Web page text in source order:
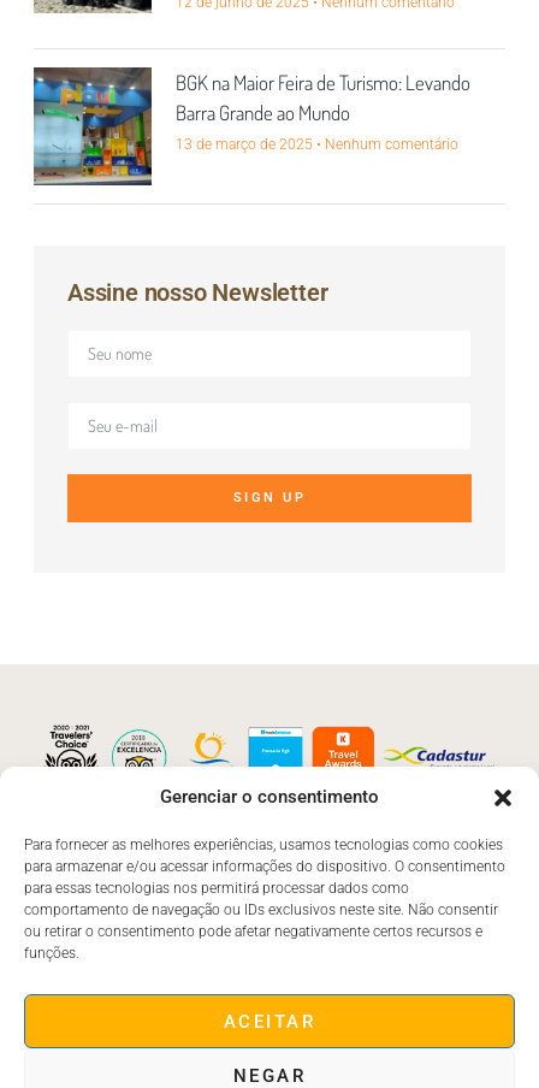
Gerenciar o consentimento
Para fornecer as melhores experiências, usamos tecnologias como cookies
para armazenar e/ou acessar informações do dispositivo. O consentimento
para essas tecnologias nos permitirá processar dados como
comportamento de navegação ou IDs exclusivos neste site. Não consentir
ou retirar o consentimento pode afetar negativamente certos recursos e
funções.
ACEITAR
NEGAR
BGK na Maior Feira de Turismo: Levando
Barra Grande ao Mundo
13 de março de 2025 Nenhum comentário
Assine nosso Newsletter
SIGN UP
© 2015 BGK. Todos os Direitos
Reservados.
Desenvolvido porGabriel
Soluções